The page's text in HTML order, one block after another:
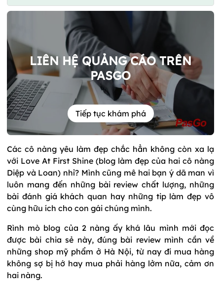
LIÊN HỆ QUẢNG CÁO TRÊN
PASGO
Tiếp tục khám phá
Các cô nàng yêu làm đẹp chắc hẳn không còn xa lạ
với Love At First Shine (blog làm đẹp của hai cô nàng
Diệp và Loan) nhỉ? Mình cũng mê hai bạn ý dã man vì
luôn mang đến những bài review chất lượng, những
bài đánh giá khách quan hay những tip làm đẹp vô
cùng hữu ích cho con gái chúng mình.
Rình mò blog của 2 nàng ấy khá lâu mình mới đọc
được bài chia sẻ này, đúng bài review mình cần về
những shop mỹ phẩm ở Hà Nội, từ nay đi mua hàng
không sợ bị hớ hay mua phải hàng lởm nữa, cảm ơn
hai nàng.